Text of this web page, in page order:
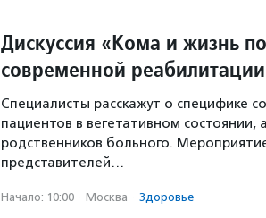
Дискуссия «Кома и жизнь
современной
Специалисты расскажут о специфике
пациентов в вегетативном состоянии,
родственников больного.
представителей…
Начало: 10:00 · Москва · Здоровье